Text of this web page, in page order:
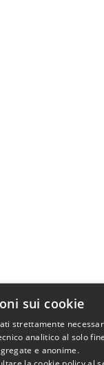
sui cookie
strettamente
analitico al solo
e anonime.